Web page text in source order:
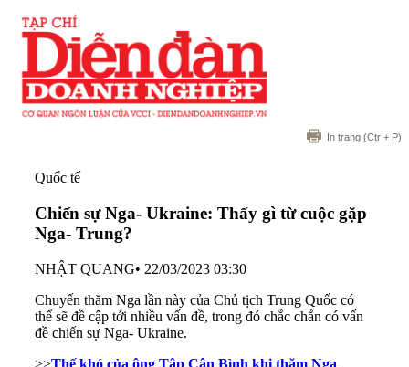
In trang (Ctr + P)
Quốc tế
Chiến sự Nga- Ukraine: Thấy gì từ cuộc gặp
Nga- Trung?
NHẬT QUANG• 22/03/2023 03:30
Chuyến thăm Nga lần này của Chủ tịch Trung Quốc có
thể sẽ đề cập tới nhiều vấn đề, trong đó chắc chắn có vấn
đề chiến sự Nga- Ukraine.
>>Thế khó của ông Tập Cận Bình khi thăm Nga